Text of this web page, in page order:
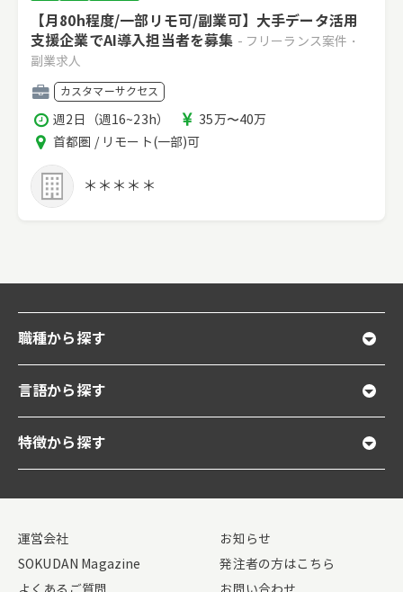
【月80h程度/一部リモ可/副業可】大手データ活用
支援企業でAI導入担当者を募集 - フリーランス案件・
副業求人
職
種
カスタマーサクセス
稼
働
時
間
週2日（週16~23h）
報
酬
35万〜40万
エ
ア
首都圏 / リモート(一部)可
＊＊＊＊＊
職種から探す
言語から探す
特徴から探す
運営会社
お知らせ
SOKUDAN Magazine
発注者の方はこちら